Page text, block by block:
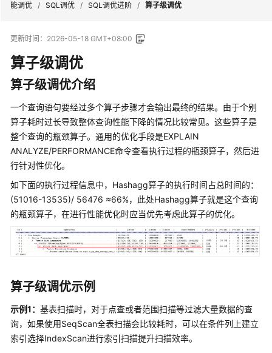
新
动
态
务
公
告
产
品
介
绍
计
速
入
门
能调优 / SQL调优 / SQL调优进阶 / 算子级调优
更新时间： 2026-05-18 GMT+08:00
算子级调优
算子级调优介绍
一个查询语句要经过多个算子步骤才会输出最终的结果。由于个别
算子耗时过长导致整体查询性能下降的情况比较常见。这些算子是
整个查询的瓶颈算子。通用的优化手段是EXPLAIN
ANALYZE/PERFORMANCE命令查看执行过程的瓶颈算子，然后进
行针对性优化。
如下面的执行过程信息中，Hashagg算子的执行时间占总时间的：
(51016-13535)/ 56476 ≈66%，此处Hashagg算子就是这个查询
的瓶颈算子，在进行性能优化时应当优先考虑此算子的优化。
算子级调优示例
示例1： 基表扫描时，对于点查或者范围扫描等过滤大量数据的查
询，如果使用SeqScan全表扫描会比较耗时，可以在条件列上建立
索引选择IndexScan进行索引扫描提升扫描效率。